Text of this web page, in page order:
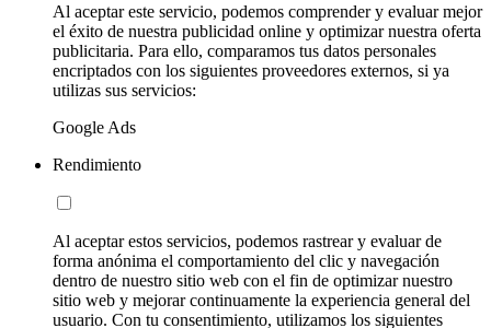
Al aceptar este servicio, podemos comprender y evaluar mejor
el éxito de nuestra publicidad online y optimizar nuestra oferta
publicitaria. Para ello, comparamos tus datos personales
encriptados con los siguientes proveedores externos, si ya
utilizas sus servicios:
Google Ads
Rendimiento
Al aceptar estos servicios, podemos rastrear y evaluar de
forma anónima el comportamiento del clic y navegación
dentro de nuestro sitio web con el fin de optimizar nuestro
sitio web y mejorar continuamente la experiencia general del
usuario. Con tu consentimiento, utilizamos los siguientes